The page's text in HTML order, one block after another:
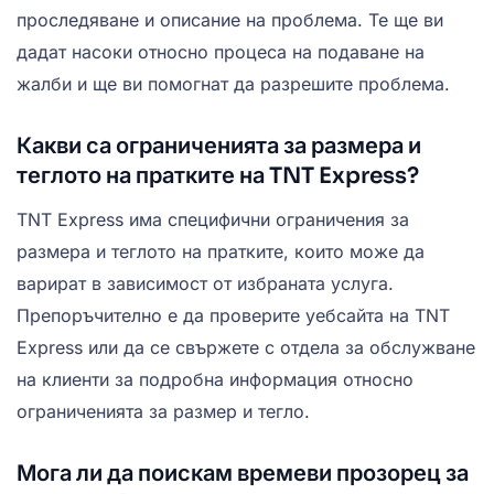
проследяване и описание на проблема. Те ще ви
дадат насоки относно процеса на подаване на
жалби и ще ви помогнат да разрешите проблема.
Какви са ограниченията за размера и
теглото на пратките на TNT Express?
TNT Express има специфични ограничения за
размера и теглото на пратките, които може да
варират в зависимост от избраната услуга.
Препоръчително е да проверите уебсайта на TNT
Express или да се свържете с отдела за обслужване
на клиенти за подробна информация относно
ограниченията за размер и тегло.
Мога ли да поискам времеви прозорец за